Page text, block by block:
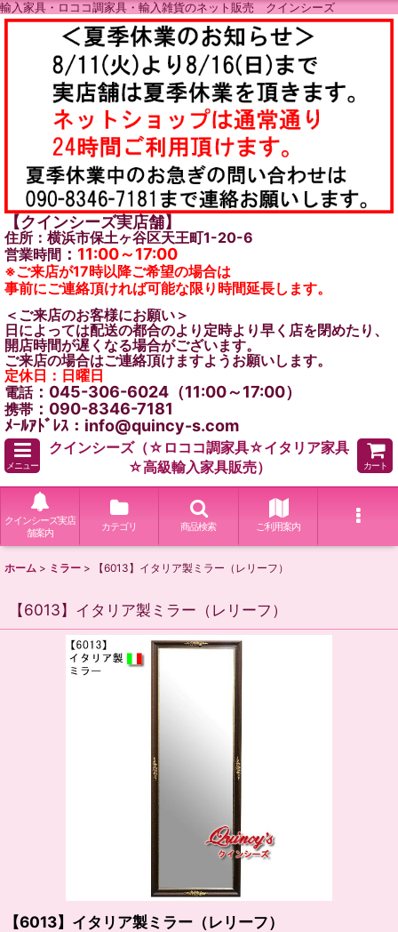
輸入家具・ロココ調家具・輸入雑貨のネット販売 クインシーズ
【クインシーズ実店舗】
住所：横浜市保土ヶ谷区天王町1-20-6
営業時間 ： 11:00～17:00
※ご来店が17時以降ご希望の場合は
事前にご連絡頂ければ可能な限り時間延長します。
＜ご来店のお客様にお願い＞
日によっては配送の都合のより定時より早く店を閉めたり、
開店時間が遅くなる場合がございます。
ご来店の場合はご連絡頂けますようお願いします。
定休日：日曜日
電話：045-306-6024（11:00～17:00）
携帯 ：090-8346-7181
ﾒｰﾙｱﾄﾞﾚｽ：info@quincy-s.com
メニュー
クインシーズ（☆ロココ調家具☆イタリア家具
☆高級輸入家具販売）
カート
クインシーズ実店
舗案内
カテゴリ 商品検索 ご利用案内
ホーム > ミラー > 【6013】イタリア製ミラー（レリーフ）
【6013】イタリア製ミラー（レリーフ）
【6013】イタリア製ミラー（レリーフ）